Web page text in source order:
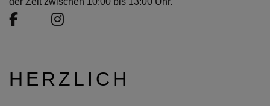
HERZLICH